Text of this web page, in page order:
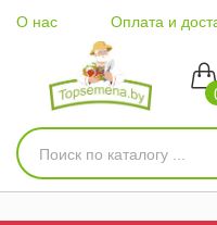
О нас Оплата и